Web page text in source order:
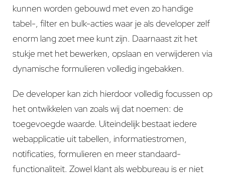
kunnen worden gebouwd met even zo handige
tabel-, filter en bulk-acties waar je als developer zelf
enorm lang zoet mee kunt zijn. Daarnaast zit het
stukje met het bewerken, opslaan en verwijderen via
dynamische formulieren volledig ingebakken.
De developer kan zich hierdoor volledig focussen op
het ontwikkelen van zoals wij dat noemen: de
toegevoegde waarde. Uiteindelijk bestaat iedere
webapplicatie uit tabellen, informatiestromen,
notificaties, formulieren en meer standaard-
functionaliteit. Zowel klant als webbureau is er niet